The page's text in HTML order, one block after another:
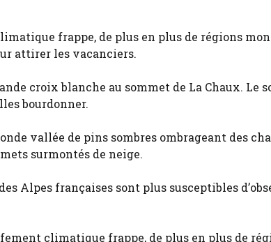
frappe, de plus en plus de régions
attirer les vacanciers.
croix blanche au sommet de La Chaux. Le
bourdonner.
vallée de pins sombres ombrageant des
surmontés de neige.
Alpes françaises sont plus susceptibles
climatique frappe, de plus en plus de